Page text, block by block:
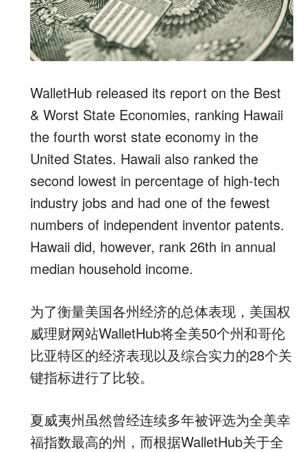
WalletHub released its report on the Best
& Worst State Economies, ranking Hawaii
the fourth worst state economy in the
United States. Hawaii also ranked the
second lowest in percentage of high-tech
industry jobs and had one of the fewest
numbers of independent inventor patents.
Hawaii did, however, rank 26th in annual
median household income.
为了衡量美国各州经济的总体表现，美国权
威理财网站WalletHub将全美50个州和哥伦
比亚特区的经济表现以及综合实力的28个关
键指标进行了比较。
夏威夷州虽然曾经连续多年被评选为全美幸
福指数最高的州，而根据WalletHub关于全